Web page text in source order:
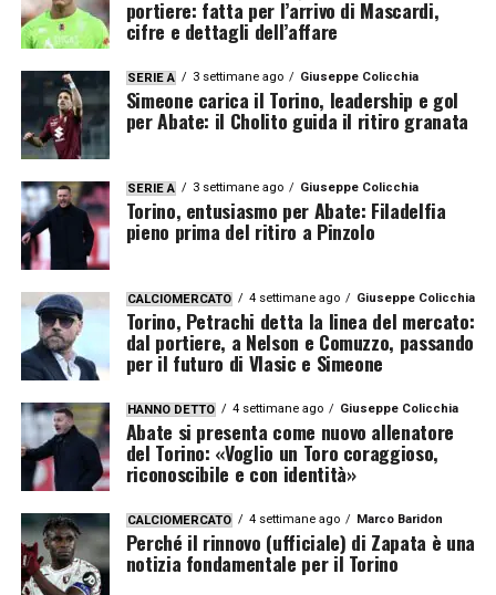
portiere: fatta per l’arrivo di Mascardi,
cifre e dettagli dell’affare
SERIE A 3 settimane ago Giuseppe Colicchia
Simeone carica il Torino, leadership e gol
per Abate: il Cholito guida il ritiro granata
SERIE A 3 settimane ago Giuseppe Colicchia
Torino, entusiasmo per Abate: Filadelfia
pieno prima del ritiro a Pinzolo
CALCIOMERCATO 4 settimane ago Giuseppe Colicchia
Torino, Petrachi detta la linea del mercato:
dal portiere, a Nelson e Comuzzo, passando
per il futuro di Vlasic e Simeone
HANNO DETTO 4 settimane ago Giuseppe Colicchia
Abate si presenta come nuovo allenatore
del Torino: «Voglio un Toro coraggioso,
riconoscibile e con identità»
CALCIOMERCATO 4 settimane ago Marco Baridon
Perché il rinnovo (ufficiale) di Zapata è una
notizia fondamentale per il Torino